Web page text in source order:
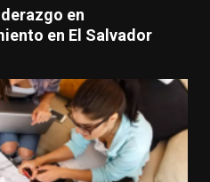
en
en El Salvador